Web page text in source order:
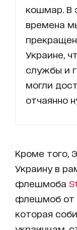
кошмар. В
времена
Украине,
службы и
могли
отчаянно
Кроме того,
Украину в
флешмоба
флешмоб от
которая